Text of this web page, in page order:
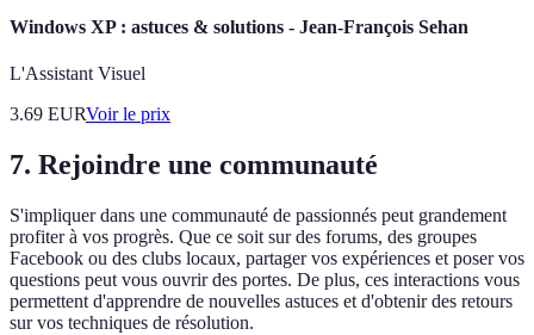
Windows XP : astuces & solutions - Jean-François Sehan
L'Assistant Visuel
3.69 EURVoir le prix
7. Rejoindre une communauté
S'impliquer dans une communauté de passionnés peut grandement
profiter à vos progrès. Que ce soit sur des forums, des groupes
Facebook ou des clubs locaux, partager vos expériences et poser vos
questions peut vous ouvrir des portes. De plus, ces interactions vous
permettent d'apprendre de nouvelles astuces et d'obtenir des retours
sur vos techniques de résolution.